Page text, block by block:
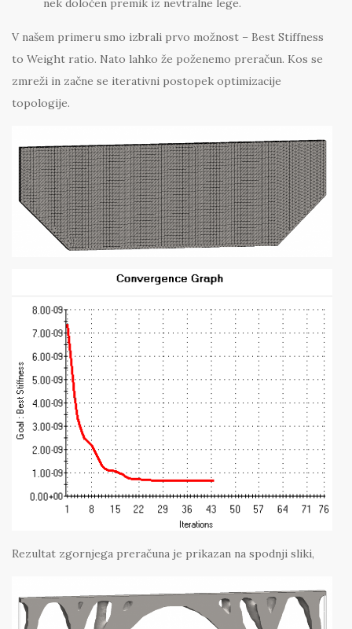
nek določen premik iz nevtralne lege.
V našem primeru smo izbrali prvo možnost – Best Stiffness
to Weight ratio. Nato lahko že poženemo preračun. Kos se
zmreži in začne se iterativni postopek optimizacije
topologije.
Rezultat zgornjega preračuna je prikazan na spodnji sliki,